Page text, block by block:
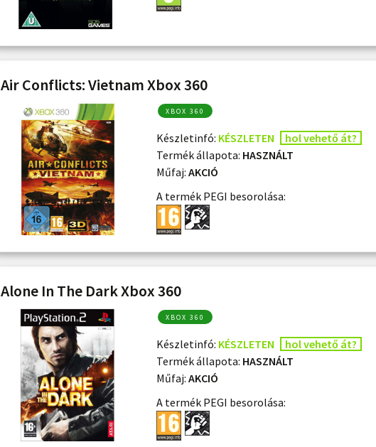
Air Conflicts: Vietnam Xbox 360
XBOX 360
Készletinfó: KÉSZLETEN
hol vehető át?
Termék állapota: HASZNÁLT
Műfaj: AKCIÓ
A termék PEGI besorolása:
Alone In The Dark Xbox 360
XBOX 360
Készletinfó: KÉSZLETEN
hol vehető át?
Termék állapota: HASZNÁLT
Műfaj: AKCIÓ
A termék PEGI besorolása: